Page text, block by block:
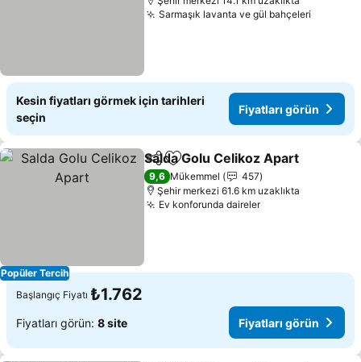
Sarmaşık lavanta ve gül bahçeleri
Kesin fiyatları görmek için tarihleri
seçin
Fiyatları görün
Popüler Tercih
PaylaşFavorilerime ekle
Salda Golu Celikoz Apart
9,6 Mükemmel
457
Şehir merkezi 61.6 km uzaklıkta
Ev konforunda dairelerFiyatları görün
Başlangıç Fiyatı ₺1.762
Fiyatları görün: 8 site Fiyatları görün